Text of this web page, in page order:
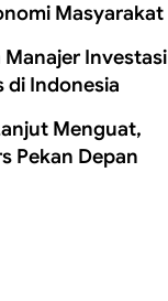
Masyarakat
Manajer Investasi
di Indonesia
Menguat,
Pekan Depan